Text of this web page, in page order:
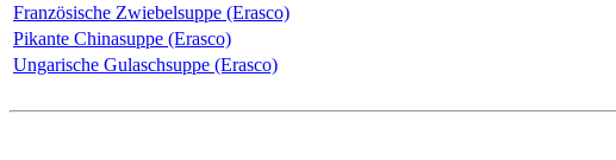
Französische Zwiebelsuppe (Erasco)
Pikante Chinasuppe (Erasco)
Ungarische Gulaschsuppe (Erasco)